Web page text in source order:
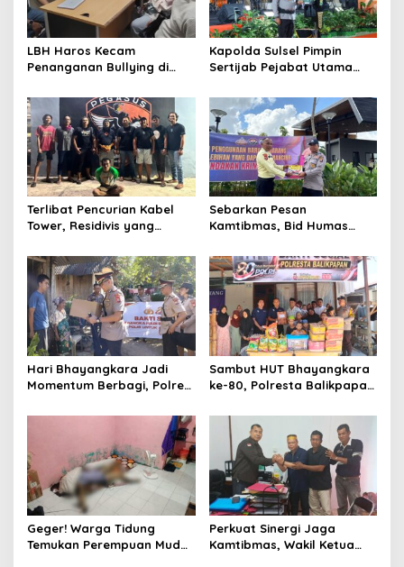
o
s
LBH Haros Kecam
Penanganan Bullying di
Justru Dipaksa Pindah
Kapolda Sulsel Pimpin
Sertijab Pejabat Utama
Serta Lantik Karolog dan
Kapolresta Gowa
Terlibat Pencurian Kabel
Tower, Residivis yang
Ditangkap Tim Gabungan di
Jeneponto
Sebarkan Pesan
Kamtibmas, Bid Humas
Pemasangan Spanduk
serta Pembagian Stiker
Hari Bhayangkara Jadi
Momentum Berbagi, Polres
Membutuhkan
Sambut HUT Bhayangkara
ke-80, Polresta Balikpapan
Asuhan Jabal Rahmah
Geger! Warga Tidung
Temukan Perempuan Muda
Perkuat Sinergi Jaga
Kamtibmas, Wakil Ketua